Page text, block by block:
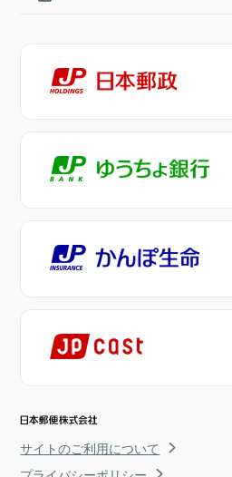
サイトのご利用について